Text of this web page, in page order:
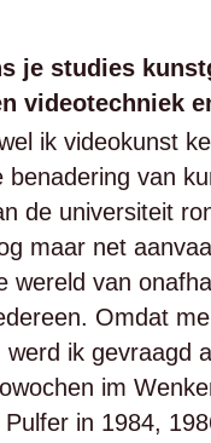
je studies
videotechniek
ik videokunst
van
de universiteit
maar net
wereld van
Omdat
ik gevraagd
im
in 1984,